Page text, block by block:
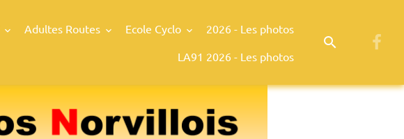
Adultes Routes Ecole Cyclo
2026 - Les photos
LA91 2026 - Les photos